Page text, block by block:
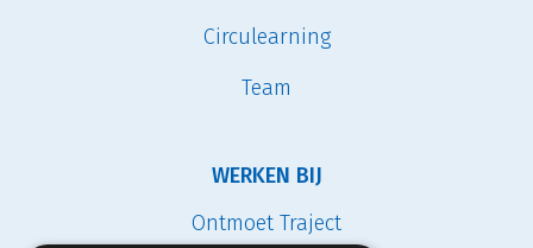
Circulearning
Team
WERKEN BIJ
Ontmoet Traject